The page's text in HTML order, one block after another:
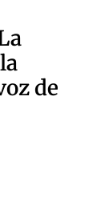
de